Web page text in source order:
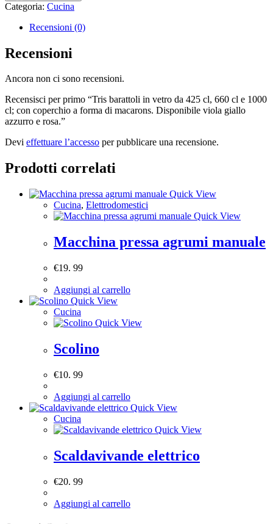
Categoria: Cucina
Recensioni (0)
Recensioni
Ancora non ci sono recensioni.
Recensisci per primo “Tris barattoli in vetro da 425 cl, 660 cl e 1000
cl; con coperchio a forma di macarons. Disponibile viola giallo
azzurro e rosa.”
Devi effettuare l’accesso per pubblicare una recensione.
Prodotti correlati
Quick View
Cucina, Elettrodomestici
Quick View
Macchina pressa agrumi manuale
€19. 99
Aggiungi al carrello
Quick View
Cucina
Quick View
Scolino
€10. 99
Aggiungi al carrello
Quick View
Cucina
Quick View
Scaldavivande elettrico
€20. 99
Aggiungi al carrello